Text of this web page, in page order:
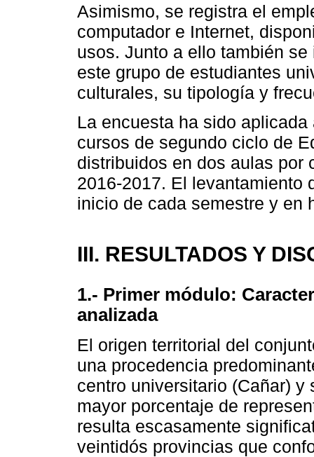
Asimismo, se registra el
computador e Internet,
usos. Junto a ello también
este grupo de estudiantes
culturales, su tipología y
La encuesta ha sido
cursos de segundo ciclo de
distribuidos en dos aulas por
2016-2017. El levantamiento
inicio de cada semestre y en
III. RESULTADOS Y
1.- Primer módulo:
analizada
El origen territorial del
una procedencia
centro universitario (Cañar)
mayor porcentaje de
resulta escasamente
veintidós provincias que